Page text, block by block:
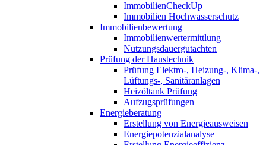
ImmobilienCheckUp
Immobilien Hochwasserschutz
Immobilienbewertung
Immobilienwertermittlung
Nutzungsdauergutachten
Prüfung der Haustechnik
Prüfung Elektro-, Heizung-, Klima-,
Lüftungs-, Sanitäranlagen
Heizöltank Prüfung
Aufzugsprüfungen
Energieberatung
Erstellung von Energieausweisen
Energiepotenzialanalyse